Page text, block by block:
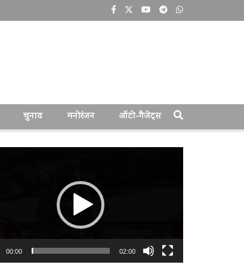
चुनाव मनोरंजन ऑटो-गैजेट्स
00:00 02:00